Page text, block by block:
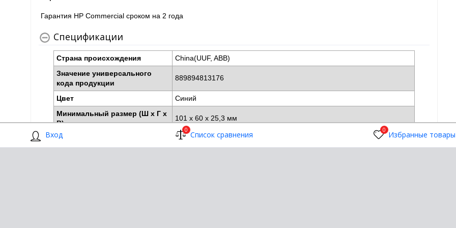
Вход 0 Список сравнения 0 Избранные товары
Гарантия HP Commercial сроком на 2 года
Спецификации
Страна происхождения
China(UUF, ABB)
Значение универсального
кода продукции
889894813176
Цвет
Синий
Минимальный размер (Ш x Г x
В)
101 x 60 x 25,3 мм
Вес
0,05 кг